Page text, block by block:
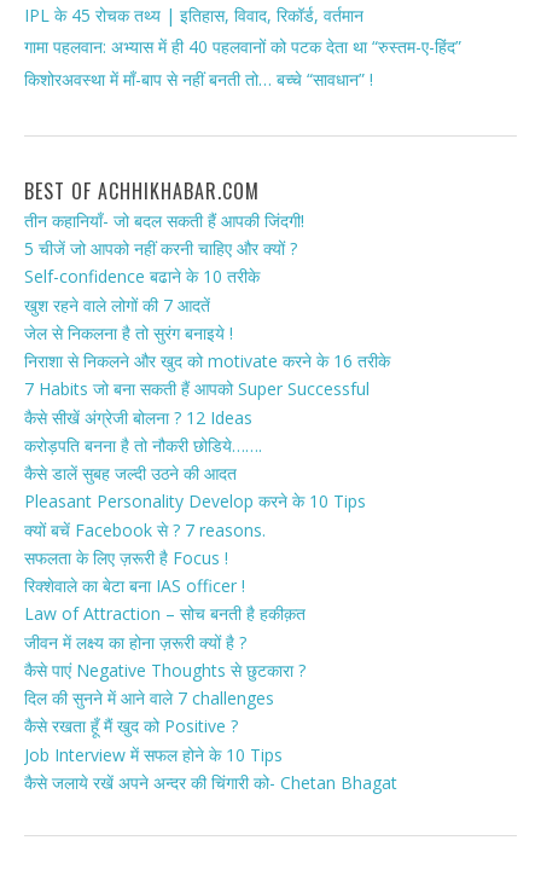
IPL के 45 रोचक तथ्य | इतिहास, विवाद, रिकॉर्ड, वर्तमान
गामा पहलवान: अभ्यास में ही 40 पहलवानों को पटक देता था “रुस्तम-ए-हिंद”
किशोरअवस्था में माँ-बाप से नहीं बनती तो… बच्चे “सावधान” !
BEST OF ACHHIKHABAR.COM
तीन कहानियाँ- जो बदल सकती हैं आपकी जिंदगी!
5 चीजें जो आपको नहीं करनी चाहिए और क्यों ?
Self-confidence बढाने के 10 तरीके
खुश रहने वाले लोगों की 7 आदतें
जेल से निकलना है तो सुरंग बनाइये !
निराशा से निकलने और खुद को motivate करने के 16 तरीके
7 Habits जो बना सकती हैं आपको Super Successful
कैसे सीखें अंग्रेजी बोलना ? 12 Ideas
करोड़पति बनना है तो नौकरी छोडिये…….
कैसे डालें सुबह जल्दी उठने की आदत
Pleasant Personality Develop करने के 10 Tips
क्यों बचें Facebook से ? 7 reasons.
सफलता के लिए ज़रूरी है Focus !
रिक्शेवाले का बेटा बना IAS officer !
Law of Attraction – सोच बनती है हकीक़त
जीवन में लक्ष्य का होना ज़रूरी क्यों है ?
कैसे पाएं Negative Thoughts से छुटकारा ?
दिल की सुनने में आने वाले 7 challenges
कैसे रखता हूँ मैं खुद को Positive ?
Job Interview में सफल होने के 10 Tips
कैसे जलाये रखें अपने अन्दर की चिंगारी को- Chetan Bhagat